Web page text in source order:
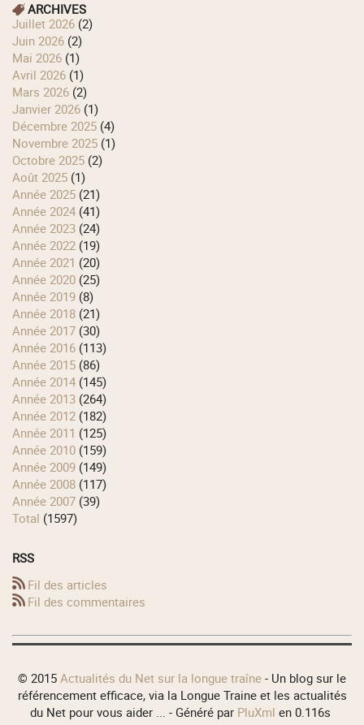
ARCHIVES
juillet 2026 (2)
juin 2026 (2)
mai 2026 (1)
avril 2026 (1)
mars 2026 (2)
janvier 2026 (1)
décembre 2025 (4)
novembre 2025 (1)
octobre 2025 (2)
août 2025 (1)
année 2025 (21)
année 2024 (41)
année 2023 (24)
année 2022 (19)
année 2021 (20)
année 2020 (25)
année 2019 (8)
année 2018 (21)
année 2017 (30)
année 2016 (113)
année 2015 (86)
année 2014 (145)
année 2013 (264)
année 2012 (182)
année 2011 (125)
année 2010 (159)
année 2009 (149)
année 2008 (117)
année 2007 (39)
total (1597)
RSS
Fil des articles
Fil des commentaires
© 2015 Actualités du Net sur la longue traîne - Un blog sur le
référencement efficace, via la Longue Traine et les actualités
du Net pour vous aider ... - Généré par PluXml en 0.116s